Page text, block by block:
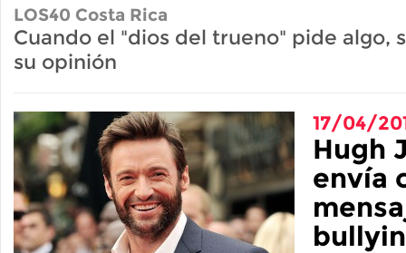
LOS40 Costa Rica
Cuando el "dios del trueno" pide algo,
su opinión
17/04/
Hugh
envía